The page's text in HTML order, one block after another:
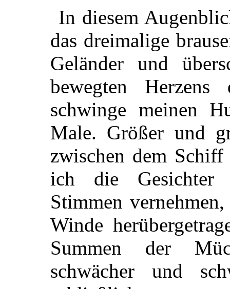
In diesem
das dreimalige
Geländer und
bewegten
schwinge meinen
Male. Größer und
zwischen dem
ich die Gesichter
Stimmen
Winde
Summen der
schwächer und